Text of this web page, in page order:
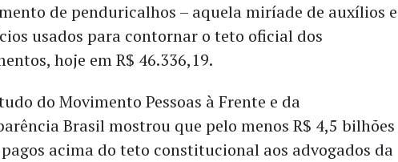
de penduricalhos – aquela miríade de auxílios e
usados para contornar o teto oficial dos
hoje em R$ 46.336,19.
do Movimento Pessoas à Frente e da
Brasil mostrou que pelo menos R$ 4,5 bilhões
acima do teto constitucional aos advogados da